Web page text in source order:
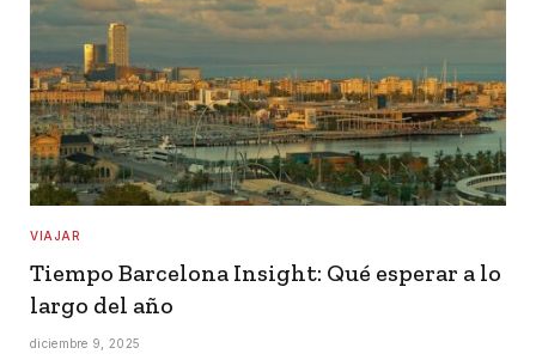
VIAJAR
Tiempo Barcelona Insight: Qué esperar a lo
largo del año
diciembre 9, 2025